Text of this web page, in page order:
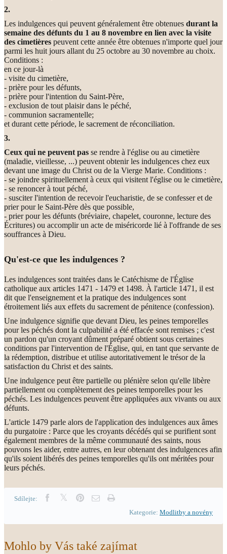
2.
Les indulgences qui peuvent généralement être obtenues durant la
semaine des défunts du 1 au 8 novembre en lien avec la visite
des cimetières peuvent cette année être obtenues n'importe quel jour
parmi les huit jours allant du 25 octobre au 30 novembre au choix.
Conditions :
en ce jour-là
- visite du cimetière,
- prière pour les défunts,
- prière pour l'intention du Saint-Père,
- exclusion de tout plaisir dans le péché,
- communion sacramentelle;
et durant cette période, le sacrement de réconciliation.
3.
Ceux qui ne peuvent pas se rendre à l'église ou au cimetière
(maladie, vieillesse, ...) peuvent obtenir les indulgences chez eux
devant une image du Christ ou de la Vierge Marie. Conditions :
- se joindre spirituellement à ceux qui visitent l'église ou le cimetière,
- se renoncer à tout péché,
- susciter l'intention de recevoir l'eucharistie, de se confesser et de
prier pour le Saint-Père dès que possible,
- prier pour les défunts (bréviaire, chapelet, couronne, lecture des
Écritures) ou accomplir un acte de miséricorde lié à l'offrande de ses
souffrances à Dieu.
Qu'est-ce que les indulgences ?
Les indulgences sont traitées dans le Catéchisme de l'Église
catholique aux articles 1471 - 1479 et 1498. À l'article 1471, il est
dit que l'enseignement et la pratique des indulgences sont
étroitement liés aux effets du sacrement de pénitence (confession).
Une indulgence signifie que devant Dieu, les peines temporelles
pour les péchés dont la culpabilité a été effacée sont remises ; c'est
un pardon qu'un croyant dûment préparé obtient sous certaines
conditions par l'intervention de l'Église, qui, en tant que servante de
la rédemption, distribue et utilise autoritativement le trésor de la
satisfaction du Christ et des saints.
Une indulgence peut être partielle ou plénière selon qu'elle libère
partiellement ou complètement des peines temporelles pour les
péchés. Les indulgences peuvent être appliquées aux vivants ou aux
défunts.
L'article 1479 parle alors de l'application des indulgences aux âmes
du purgatoire : Parce que les croyants décédés qui se purifient sont
également membres de la même communauté des saints, nous
pouvons les aider, entre autres, en leur obtenant des indulgences afin
qu'ils soient libérés des peines temporelles qu'ils ont méritées pour
leurs péchés.
Sdílejte:
Kategorie: Modlitby a novény
Mohlo by Vás také zajímat